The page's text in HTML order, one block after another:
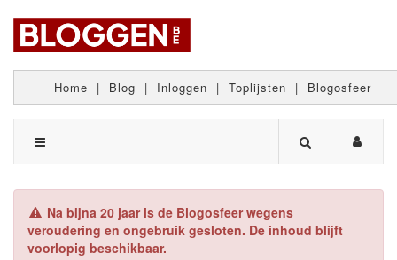
Home | Blog | Inloggen | Toplijsten | Blogosfeer
Na bijna 20 jaar is de Blogosfeer wegens
veroudering en ongebruik gesloten. De inhoud blijft
voorlopig beschikbaar.